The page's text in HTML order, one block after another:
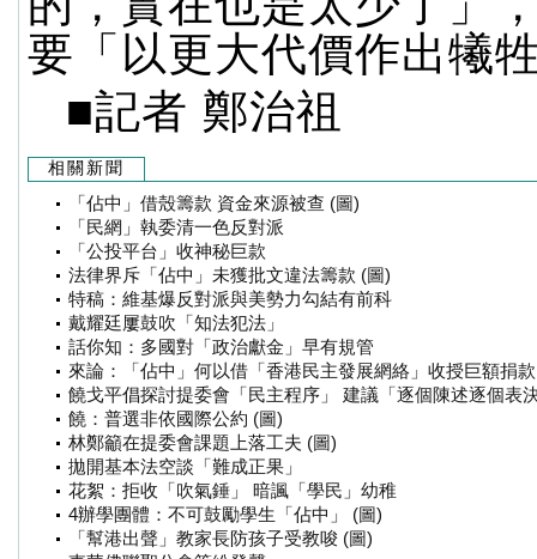
要「以更大代價作出犧
■記者 鄭治祖
相關新聞
「佔中」借殼籌款 資金來源被查 (圖)
「民網」執委清一色反對派
「公投平台」收神秘巨款
法律界斥「佔中」未獲批文違法籌款 (圖)
特稿：維基爆反對派與美勢力勾結有前科
戴耀廷屢鼓吹「知法犯法」
話你知：多國對「政治獻金」早有規管
來論：「佔中」何以借「香港民主發展網絡」收授巨額捐
饒戈平倡探討提委會「民主程序」 建議「逐個陳述逐個表
饒：普選非依國際公約 (圖)
林鄭籲在提委會課題上落工夫 (圖)
拋開基本法空談「難成正果」
花絮：拒收「吹氣錘」 暗諷「學民」幼稚
4辦學團體：不可鼓勵學生「佔中」 (圖)
「幫港出聲」教家長防孩子受教唆 (圖)